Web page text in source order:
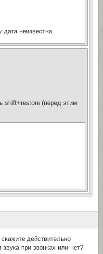
дата неизвестна.
shift+restore (перед этим
действительно
при звонках или нет?